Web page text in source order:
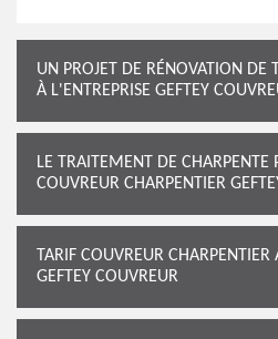
UN PROJET DE RÉNOVATION DE
À L'ENTREPRISE GEFTEY
LE TRAITEMENT DE CHARPENTE
COUVREUR CHARPENTIER
TARIF COUVREUR
GEFTEY COUVREUR